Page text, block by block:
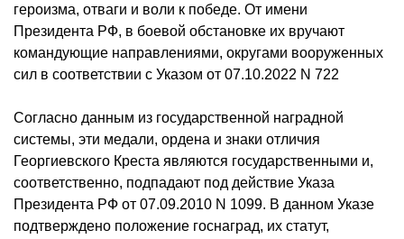
героизма, отваги и воли к победе. От имени
Президента РФ, в боевой обстановке их вручают
командующие направлениями, округами вооруженных
сил в соответствии с Указом от 07.10.2022 N 722
Согласно данным из государственной наградной
системы, эти медали, ордена и знаки отличия
Георгиевского Креста являются государственными и,
соответственно, подпадают под действие Указа
Президента РФ от 07.09.2010 N 1099. В данном Указе
подтверждено положение госнаград, их статут,